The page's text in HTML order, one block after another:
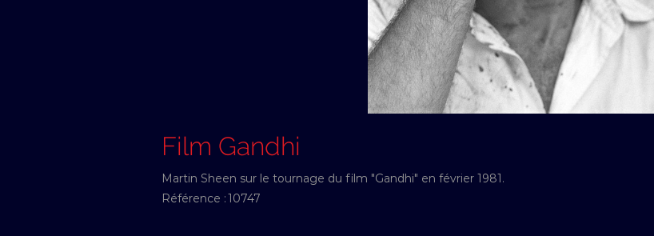
Film Gandhi
Martin Sheen sur le tournage du film "Gandhi" en février 1981.
Référence :10747